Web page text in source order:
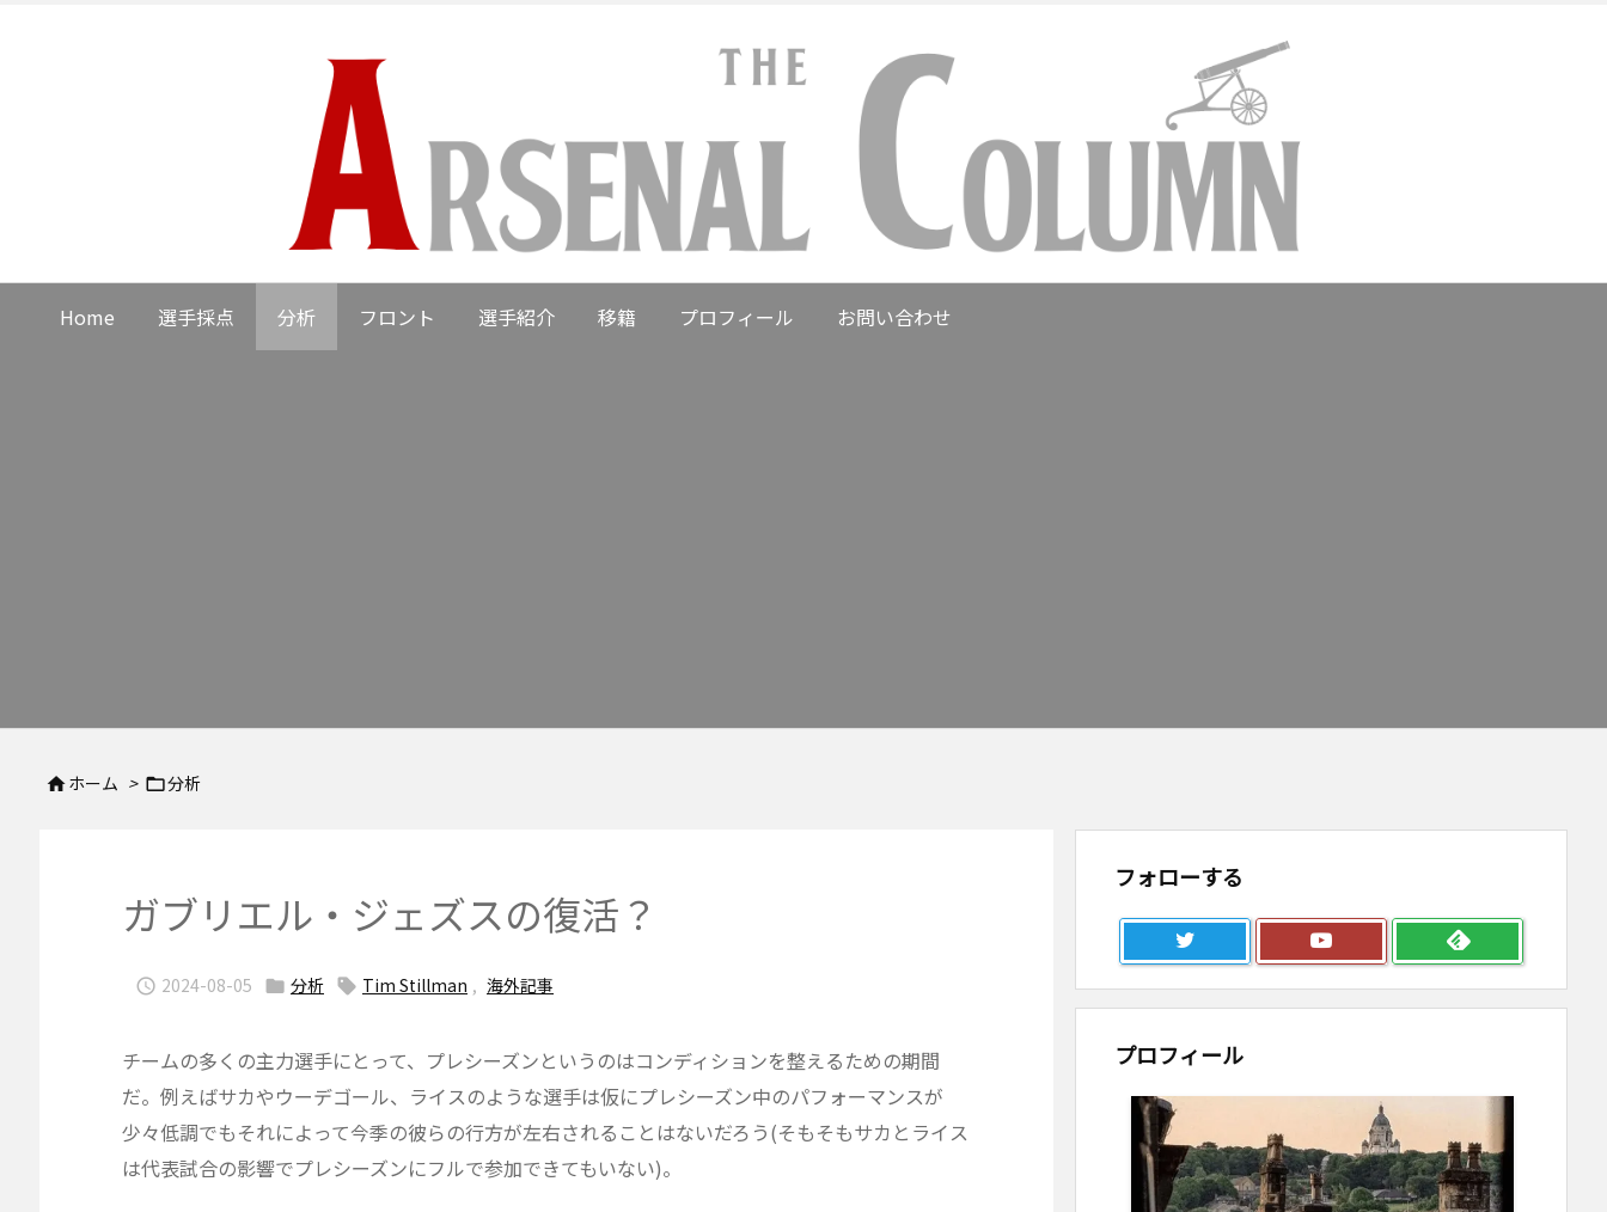
Home 選手採点 分析 フロント 選手紹介 移籍 プロフィール お問い合わせ
ホーム > 分析
ガブリエル・ジェズスの復活？
 2024-08-05  分析  Tim Stillman , 海外記事
チームの多くの主力選手にとって、プレシーズンというのはコンディションを整えるための期間
だ。例えばサカやウーデゴール、ライスのような選手は仮にプレシーズン中のパフォーマンスが
少々低調でもそれによって今季の彼らの行方が左右されることはないだろう(そもそもサカとライス
は代表試合の影響でプレシーズンにフルで参加できてもいない)。
フォローする
プロフィール